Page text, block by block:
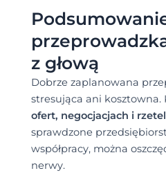
z głową
Dobrze zaplanowana
stresująca ani kosztowna.
ofert, negocjacjach i
sprawdzone
współpracy, można
nerwy.